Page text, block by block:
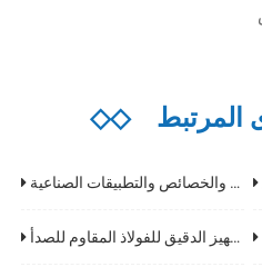
◇◇
آلة التغطية: التعريف والتصنيع والخصائص والتطبيقات الصناعية
تحليل شامل للتكنولوجيات الأساسية وتطبيقات الصناعة للتجهيز الدقيق للفولاذ المقاوم للصدأ